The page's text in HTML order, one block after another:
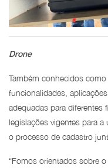
Drone
Também conhecidos
funcionalidades,
adequadas para diferentes
legislações vigentes para a
o processo de cadastro
“Fomos orientados sobre